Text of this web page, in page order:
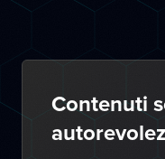
Contenuti